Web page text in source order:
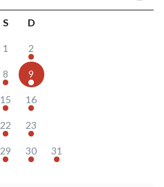
S D
1 2
8 9
15 16
22 23
29 30 31